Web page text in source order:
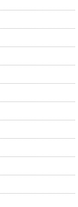
ーンと整体の効